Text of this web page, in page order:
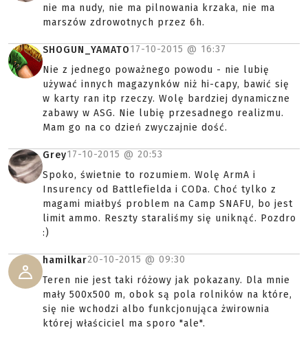
nie ma nudy, nie ma pilnowania krzaka, nie ma
marszów zdrowotnych przez 6h.
SHOGUN_YAMATO17-10-2015 @ 16:37
Nie z jednego poważnego powodu - nie lubię
używać innych magazynków niż hi-capy, bawić się
w karty ran itp rzeczy. Wolę bardziej dynamiczne
zabawy w ASG. Nie lubię przesadnego realizmu.
Mam go na co dzień zwyczajnie dość.
Grey17-10-2015 @ 20:53
Spoko, świetnie to rozumiem. Wolę ArmA i
Insurency od Battlefielda i CODa. Choć tylko z
magami miałbyś problem na Camp SNAFU, bo jest
limit ammo. Reszty staraliśmy się uniknąć. Pozdro
:)
hamilkar20-10-2015 @ 09:30
Teren nie jest taki różowy jak pokazany. Dla mnie
mały 500x500 m, obok są pola rolników na które,
się nie wchodzi albo funkcjonująca żwirownia
której właściciel ma sporo "ale".